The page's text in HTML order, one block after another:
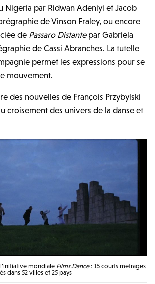
Nigeria par Ridwan Adeniyi et Jacob
de Vinson Fraley, ou encore
de Passaro Distantepar Gabriela
de Cassi Abranches. La tutelle
permet les expressions pour se
mouvement.
des nouvelles de François Przybylski
croisement des univers de la danse et
mondiale Films.Dance: 15 courts métrages
dans 52 villes et 25 pays